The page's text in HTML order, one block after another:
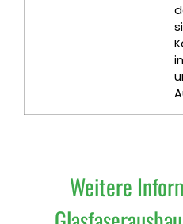
Weitere